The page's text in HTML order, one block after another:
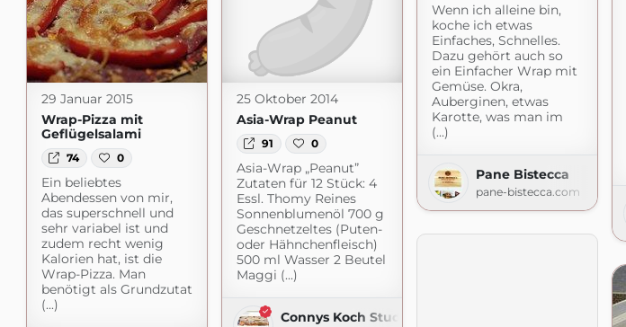
Wenn ich alleine bin,
koche ich etwas
Einfaches, Schnelles.
Dazu gehört auch so
ein Einfacher Wrap mit
Gemüse. Okra,
Auberginen, etwas
Karotte, was man im
(...)
Pane Bistecca
pane-bistecca.com
29 Januar 2015
Wrap-Pizza mit
Geflügelsalami
74 0
Ein beliebtes
Abendessen von mir,
das superschnell und
sehr variabel ist und
zudem recht wenig
Kalorien hat, ist die
Wrap-Pizza. Man
benötigt als Grundzutat
(...)
25 Oktober 2014
Asia-Wrap Peanut
91 0
Asia-Wrap „Peanut”
Zutaten für 12 Stück: 4
Essl. Thomy Reines
Sonnenblumenöl 700 g
Geschnetzeltes (Puten-
oder Hähnchenfleisch)
500 ml Wasser 2 Beutel
Maggi (...)
Connys Koch Studio